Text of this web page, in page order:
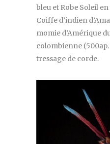
bleu et Robe Soleil
Coiffe d’indien
momie d’Amérique
colombienne (500ap.
tressage de corde.